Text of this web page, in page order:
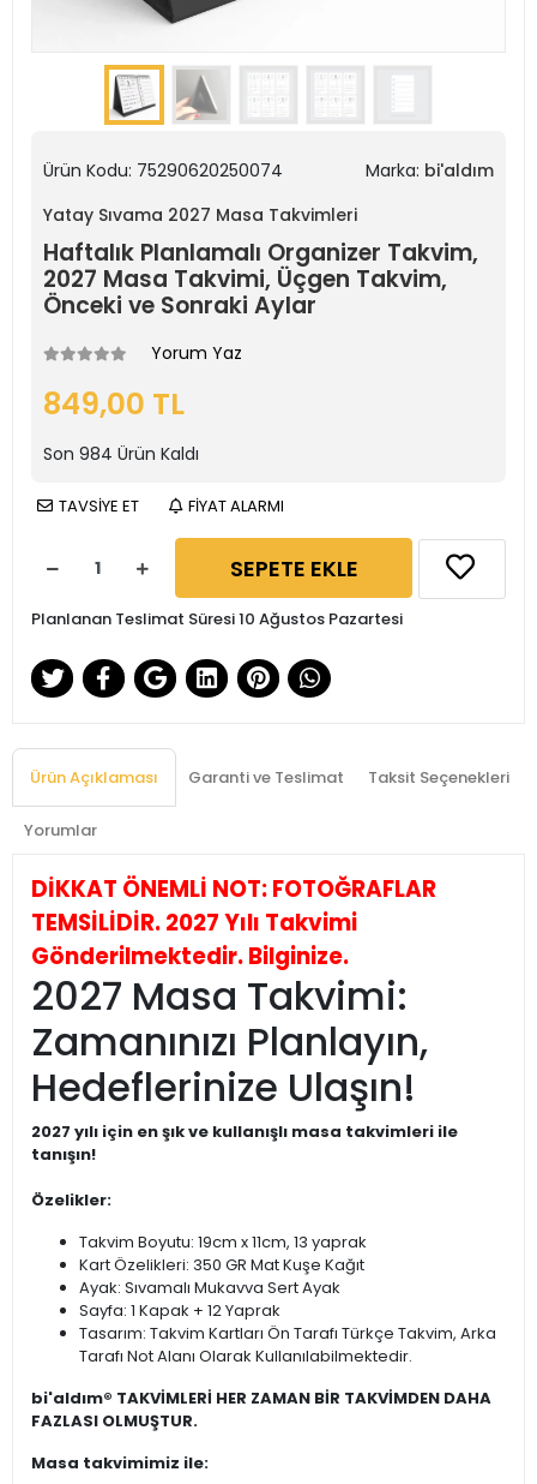
Ürün Kodu: 75290620250074 Marka: bi'aldım
Yatay Sıvama 2027 Masa Takvimleri
Haftalık Planlamalı Organizer Takvim,
2027 Masa Takvimi, Üçgen Takvim,
Önceki ve Sonraki Aylar
Yorum Yaz
849,00 TL
Son 984 Ürün Kaldı
TAVSİYE ET FİYAT ALARMI
SEPETE EKLE
Planlanan Teslimat Süresi 10 Ağustos Pazartesi
Ürün Açıklaması Garanti ve Teslimat Taksit Seçenekleri
Yorumlar
DİKKAT ÖNEMLİ NOT: FOTOĞRAFLAR
TEMSİLİDİR. 2027 Yılı Takvimi
Gönderilmektedir. Bilginize.
2027 Masa Takvimi:
Zamanınızı Planlayın,
Hedeflerinize Ulaşın!
2027 yılı için en şık ve kullanışlı masa takvimleri ile
tanışın!
Özelikler:
Takvim Boyutu: 19cm x 11cm, 13 yaprak
Kart Özelikleri: 350 GR Mat Kuşe Kağıt
Ayak: Sıvamalı Mukavva Sert Ayak
Sayfa: 1 Kapak + 12 Yaprak
Tasarım: Takvim Kartları Ön Tarafı Türkçe Takvim, Arka
Tarafı Not Alanı Olarak Kullanılabilmektedir.
bi'aldım® TAKVİMLERİ HER ZAMAN BİR TAKVİMDEN DAHA
FAZLASI OLMUŞTUR.
Masa takvimimiz ile: